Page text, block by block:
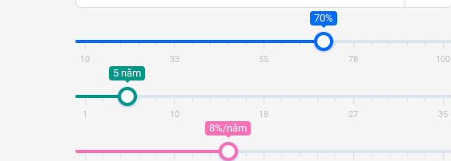
70%
10 33 55 78 100
5 năm
1 10 18 27 35
8%/năm